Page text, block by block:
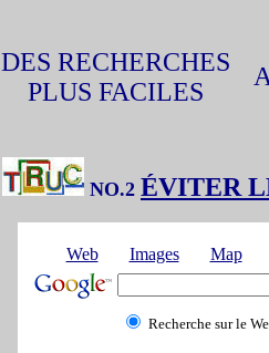
DES RECHERCHES
PLUS FACILES
NO.2 ÉVITER
Web Images Map
Recherche sur le